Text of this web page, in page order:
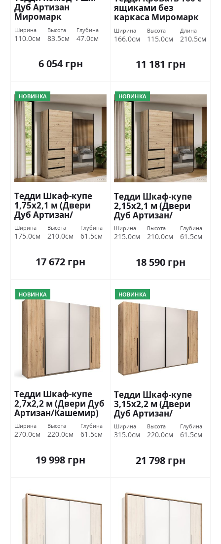
Дуб Артизан
Миромарк
Ширина
110.0см
Высота
83.5см
Глубина
47.0см
6 054 грн
ящиками без
каркаса Миромарк
Ширина
166.0см
Высота
115.0см
Длина
210.5см
11 181 грн
НОВИНКА
Тедди Шкаф-купе
1,75х2,1 м (Двери
Дуб Артизан/
Зеркало) Миромарк
Ширина
175.0см
Высота
210.0см
Глубина
61.5см
17 672 грн
НОВИНКА
Тедди Шкаф-купе
2,15х2,1 м (Двери
Дуб Артизан/
Зеркало) Миромарк
Ширина
215.0см
Высота
210.0см
Глубина
61.5см
18 590 грн
НОВИНКА
Тедди Шкаф-купе
2,7х2,2 м (Двери Дуб
Артизан/Кашемир)
Миромарк
Ширина
270.0см
Высота
220.0см
Глубина
61.5см
19 998 грн
НОВИНКА
Тедди Шкаф-купе
3,15х2,2 м (Двери
Дуб Артизан/
Кашемир)
Миромарк
Ширина
315.0см
Высота
220.0см
Глубина
61.5см
21 798 грн